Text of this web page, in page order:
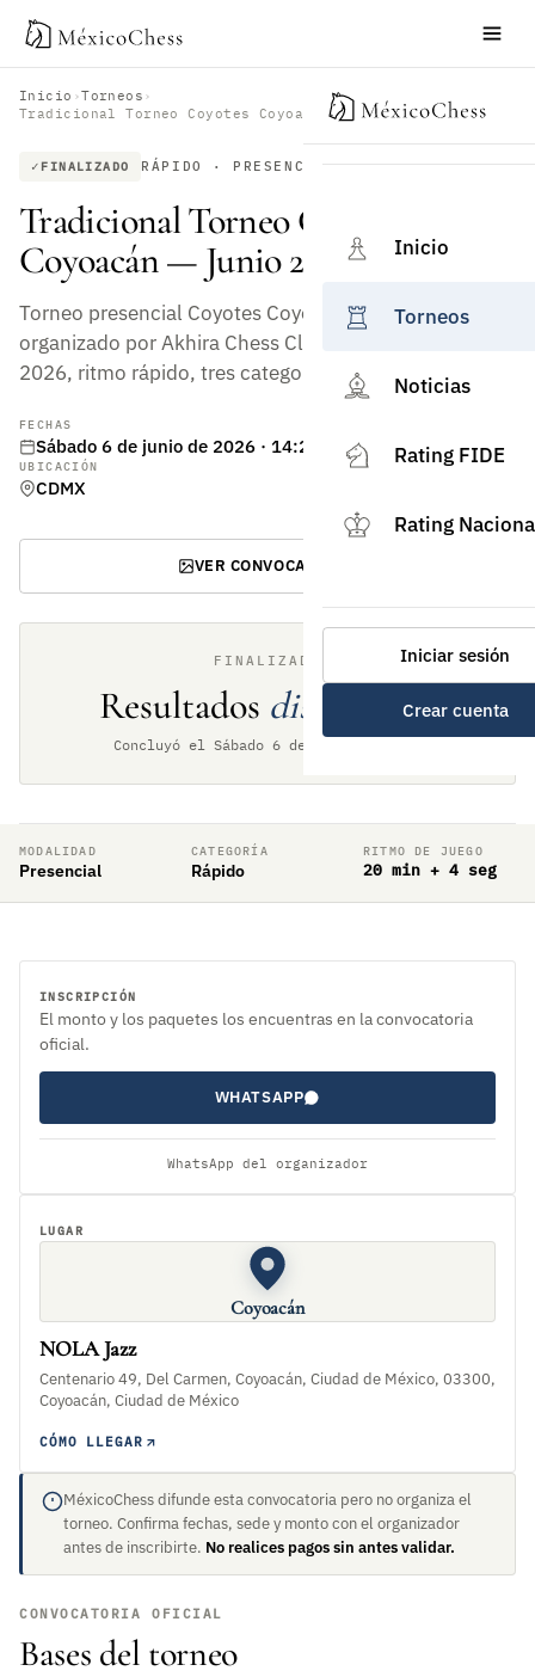
Inicio
Torneos
Noticias
Rating FIDE
Rating
Iniciar sesión
Crear cuenta
Inicio ›Torneos ›
Tradicional Torneo Coyotes Coyoacán — Junio 2026
FINALIZADO RÁPIDO · PRESENCIAL
Tradicional Torneo Coyotes
Coyoacán — Junio 2026
Torneo presencial Coyotes Coyoacán en NOLA Jazz,
organizado por Akhira Chess Club. Sábado 6 de junio
2026, ritmo rápido, tres categorías.
FECHAS
Sábado 6 de junio de 2026 · 14:26 h
UBICACIÓN
CDMX
VER CONVOCATORIA
FINALIZADO
Resultados disponibles
Concluyó el Sábado 6 de junio de 2026
MODALIDAD
Presencial
CATEGORÍA
Rápido
RITMO DE JUEGO
20 min + 4 seg
MéxicoChess difunde esta convocatoria pero no organiza el
torneo. Confirma fechas, sede y monto con el organizador
antes de inscribirte. No realices pagos sin antes validar.
CONVOCATORIA OFICIAL
Bases del torneo
INSCRIPCIÓN
El monto y los paquetes los encuentras en la convocatoria
oficial.
WHATSAPP
WhatsApp del organizador
LUGAR
Coyoacán
NOLA Jazz
Centenario 49, Del Carmen, Coyoacán, Ciudad de México, 03300,
Coyoacán, Ciudad de México
CÓMO LLEGAR